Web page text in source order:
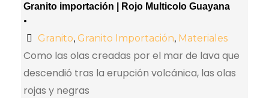
Granito importación | Rojo Multicolo Guayana
•
Granito, Granito Importación, Materiales
Como las olas creadas por el mar de lava que
descendió tras la erupción volcánica, las olas
rojas y negras